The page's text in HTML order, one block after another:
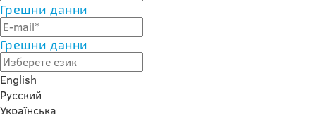
Грешни данни
Грешни данни
English
Русский
Українська